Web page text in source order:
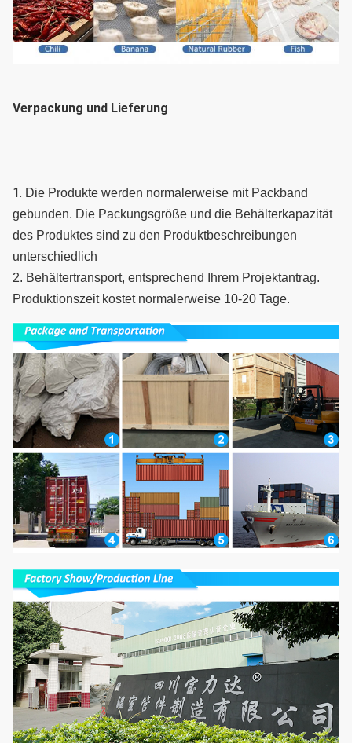
Verpackung und Lieferung
1. Die Produkte werden normalerweise mit Packband
gebunden. Die Packungsgröße und die Behälterkapazität
des Produktes sind zu den Produktbeschreibungen
unterschiedlich
2. Behältertransport, entsprechend Ihrem Projektantrag.
Produktionszeit kostet normalerweise 10-20 Tage.